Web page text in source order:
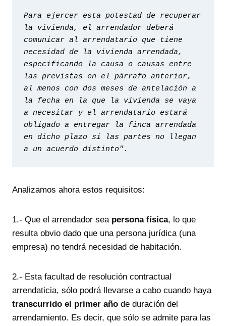
Para ejercer esta potestad de recuperar
la vivienda, el arrendador deberá
comunicar al arrendatario que tiene
necesidad de la vivienda arrendada,
especificando la causa o causas entre
las previstas en el párrafo anterior,
al menos con dos meses de antelación a
la fecha en la que la vivienda se vaya
a necesitar y el arrendatario estará
obligado a entregar la finca arrendada
en dicho plazo si las partes no llegan
a un acuerdo distinto".
Analizamos ahora estos requisitos:
1.- Que el arrendador sea persona física, lo que
resulta obvio dado que una persona jurídica (una
empresa) no tendrá necesidad de habitación.
2.- Esta facultad de resolución contractual
arrendaticia, sólo podrá llevarse a cabo cuando haya
transcurrido el primer año de duración del
arrendamiento. Es decir, que sólo se admite para las